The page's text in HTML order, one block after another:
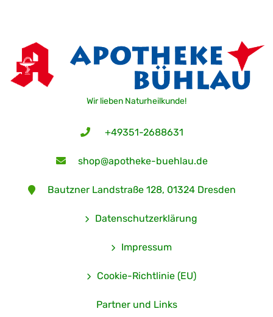
Wir lieben Naturheilkunde!
+49351-2688631
shop@apotheke-buehlau.de
Bautzner Landstraße 128, 01324 Dresden
Datenschutzerklärung
Impressum
Cookie-Richtlinie (EU)
Partner und Links